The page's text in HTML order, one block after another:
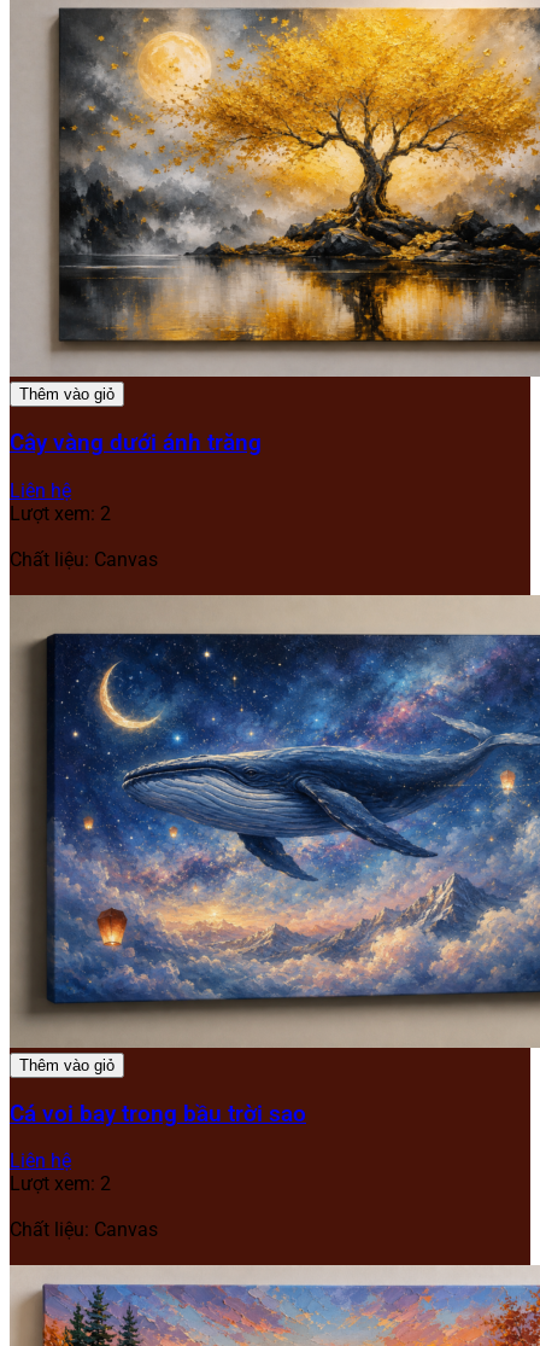
Thêm vào giỏ
Cây vàng dưới ánh trăng
Liên hệ
Lượt xem: 2
Chất liệu: Canvas
Thêm vào giỏ
Cá voi bay trong bầu trời sao
Liên hệ
Lượt xem: 2
Chất liệu: Canvas